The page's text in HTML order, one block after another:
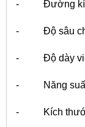
- Đường kính
- Độ sâu cho
- Độ dày
- Năng suất
- Kích thước